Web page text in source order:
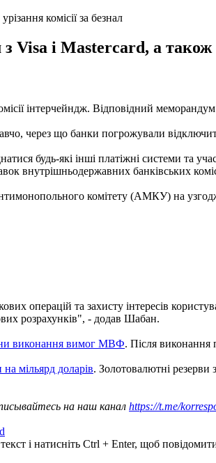
комісії за безнал
Visa і Mastercard, а також
інтерчейндж. Відповідний меморандум
через що банки погрожували
будь-які інші платіжні системи та
внутрішньодержавних банківських
комітету (АМКУ) на
операцій та захисту інтересів
розрахунків", - додав Шабан.
виконання вимог МВФ. Після виконання
мільярд доларів. Золотовалютні резерви
на наш канал https://t.me/
і натисніть Ctrl + Enter, щоб